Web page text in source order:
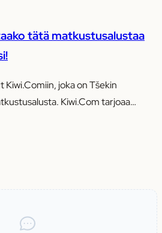
tätä matkustusalustaa
Kiwi.Comiin, joka on Tšekin
Kiwi.Com tarjoaa
”nomad”-työkalun
ja löytää toisinaan
takuu…